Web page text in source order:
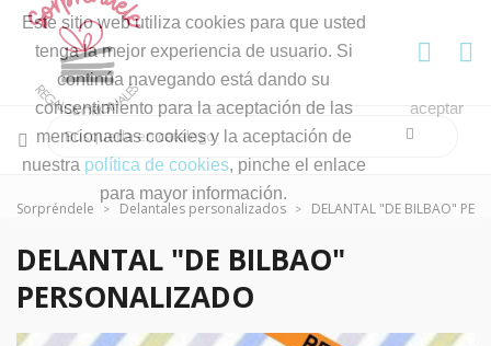
Este sitio web utiliza cookies para que usted
tenga la mejor experiencia de usuario. Si
continúa navegando está dando su
consentimiento para la aceptación de las
mencionadas cookies y la aceptación de
nuestra política de cookies, pinche el enlace
para mayor información.
aceptar
Sorpréndele Delantales personalizados DELANTAL "DE BILBAO"
DELANTAL "DE BILBAO"
PERSONALIZADO